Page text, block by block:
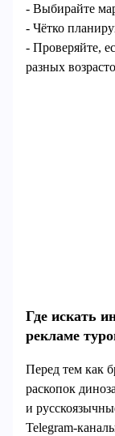
- Выбирайте
- Чётко
- Проверяйте,
разных
Где искать
рекламе
Перед тем как
раскопок
и